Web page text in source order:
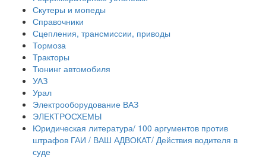
Скутеры и мопеды
Справочники
Сцепления, трансмиссии, приводы
Тормоза
Тракторы
Тюнинг автомобиля
УАЗ
Урал
Электрооборудование ВАЗ
ЭЛЕКТРОСХЕМЫ
Юридическая литература/ 100 аргументов против
штрафов ГАИ / ВАШ АДВОКАТ/ Действия водителя в
суде